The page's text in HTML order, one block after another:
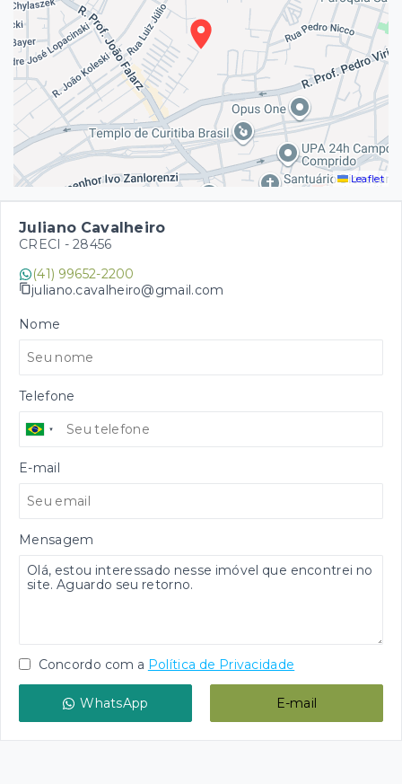
Leaflet
Juliano Cavalheiro
CRECI - 28456
(41) 99652-2200
juliano.cavalheiro@gmail.com
Nome
Telefone
E-mail
Mensagem
Concordo com a Política de Privacidade
WhatsApp E-mail